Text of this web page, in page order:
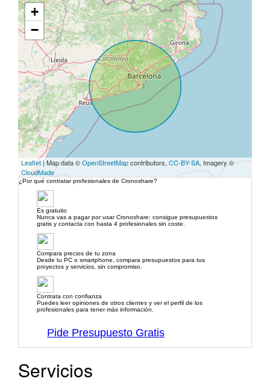
+
−
Leaflet | Map data ©OpenStreetMapcontributors, CC-BY-SA, Imagery ©
CloudMade
¿Por qué contratar profesionales de Cronoshare?
Es gratuito
Nunca vas a pagar por usar Cronoshare: consigue presupuestos
gratis y contacta con hasta 4 profesionales sin coste.
Compara precios de tu zona
Desde tu PC o smartphone, compara presupuestos para tus
proyectos y servicios, sin compromiso.
Contrata con confianza
Puedes leer opiniones de otros clientes y ver el perfil de los
profesionales para tener más información.
Pide Presupuesto Gratis
Servicios